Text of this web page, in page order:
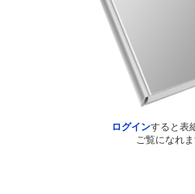
ログインすると表
ご覧になれ